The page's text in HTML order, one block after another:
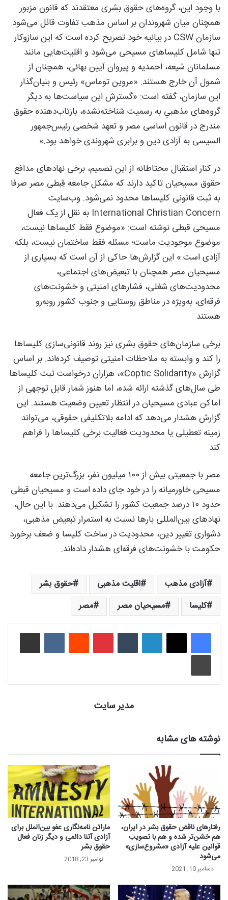
با وجود این، گروه‌های حقوق بشری معتقدند که قانون مزبور
همچنان میان شهروندان بر اساس مذهب تفاوت قائل می‌شود.
سازمان CSW در بیانیه خود تصریح کرده است که این سازوکار
تنها شامل کلیساهای مسیحی می‌شود و اقلیت‌هایی مانند
مسلمانان شیعه، احمدیه و پیروان آیین بهائی، همچنان از
شمول آن خارج هستند. «مروین توماس» رئیس و بنیان‌گذار
این سازمان، گفته است: «گسترش این سیاست‌ها به دیگر
گروه‌های مذهبیِ به رسمیت شناخته‌نشده، بازتاب‌دهنده حقوق
مندرج در قانون اساسی مصر و تعهد شخصی رئیس‌جمهور
السیسی به آزادی دین و برابری شهروندی خواهد بود.»
در کنار استقبال محتاطانه از این تصمیم، برخی نهادهای مدافع
حقوق مسیحیان تاکید دارند که مشکل جامعه قِبطی مصر صرفا
به ثبت قانونی کلیساها محدود نمی‌شود. وب‌سایت
International Christian Concern به نقل از یک فعال
مسیحی قبطی نوشته است: «موضوع فقط کلیساها نیست،
موضوع موجودیت ماست؛ مسئله فقط ساختمان نیست، بلکه
آزادی است.» این گزارش‌ها حاکی از آن است که بسیاری از
مسیحیان مصر همچنان با تبعیض‌های اجتماعی،
محدودیت‌های شغلی، فشارهای امنیتی و خشونت‌های
فرقه‌ای، به‌ویژه در مناطق روستایی و جنوب کشور روبه‌رو
هستند.
برخی سازمان‌های حقوق بشری نیز روند قانونی‌سازی کلیساها
را کند و وابسته به ملاحظات امنیتی توصیف کرده‌اند. بر اساس
گزارش «Coptic Solidarity»، هزاران درخواست ثبت کلیساها
طی سال‌های گذشته ارائه شده، اما هنوز شمار قابل توجهی از
اماکن عبادی مسیحیان در انتظار تعیین وضعیت هستند. این
گزارش هشدار می‌دهد که ادامه بلاتکلیفی حقوقی، می‌تواند
زمینه تعطیلی یا محدودیت فعالیت برخی کلیساها را فراهم
کند.
مصر با جمعیتی بیش از ۱۰۰ میلیون نفر، بزرگ‌ترین جامعه
مسیحی خاورمیانه را در خود جای داده است و مسیحیان قبطی
حدود ۱۰ درصد جمعیت کشور را تشکیل می‌دهند. با این حال،
نهادهای بین‌المللی بارها نسبت به استمرار تبعیض مذهبی،
دشواری تغییر دین، محدودیت در ساخت کلیسا و ضعف برخورد
حکومت با خشونت‌های فرقه‌ای هشدار داده‌اند.
آزادی مذهب اقلیت مذهبی
حقوق بشر
کلیسا
مسیحیان مصر مصر
لینکدین ‫تامبلر ‫پین‌ترست‫رددیت ‫VKontakteاشتراک گذاری از طریق ایمیل
چاپ
مدیر سایت
نوشته های مشابه
رفتارهای ناقض حقوق بشر در ایران،
هم خشن‌تر شده و هم با تصویب
قوانین علیه آزادی «مشروع‌سازی»
می‌شود
دسامبر 10, 2021
ماراتن نامه‌نگاری عفو بین‌الملل برای
آزادی آتنا دائمی و دیگر زنان فعال
حقوق بشر
نوامبر 23, 2018